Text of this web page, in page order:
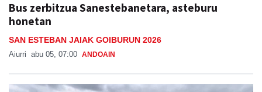
Bus zerbitzua Sanestebanetara, asteburu
honetan
SAN ESTEBAN JAIAK GOIBURUN 2026
Aiurri abu 05, 07:00 ANDOAIN